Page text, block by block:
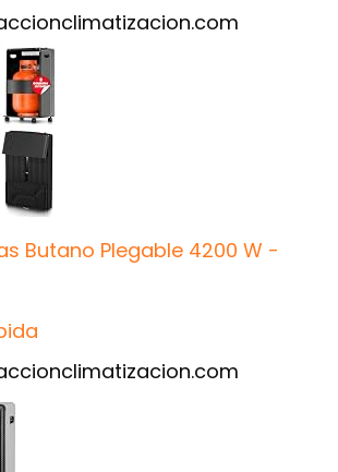
Butano Plegable 4200 W -